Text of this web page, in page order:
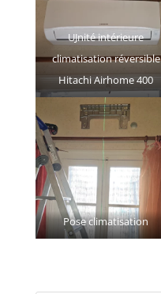
UJnité intérieure
climatisation réversible
Hitachi Airhome 400
Pose climatisation